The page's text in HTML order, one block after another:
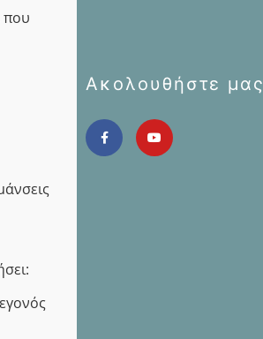
που
Ακολουθήστε μας